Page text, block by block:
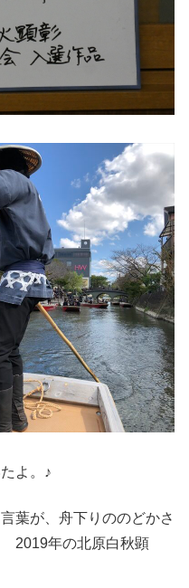
よ。♪
葉が、舟下りののどかさ
2019年の北原白秋顕